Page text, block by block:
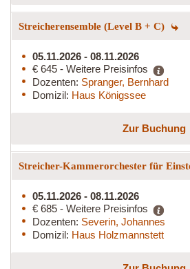
Streicherensemble (Level B + C)
05.11.2026 - 08.11.2026
€ 645 - Weitere Preisinfos
Dozenten: Spranger, Bernhard
Domizil: Haus Königssee
Zur Buchung
Streicher-Kammerorchester für
05.11.2026 - 08.11.2026
€ 685 - Weitere Preisinfos
Dozenten: Severin, Johannes
Domizil: Haus Holzmannstett